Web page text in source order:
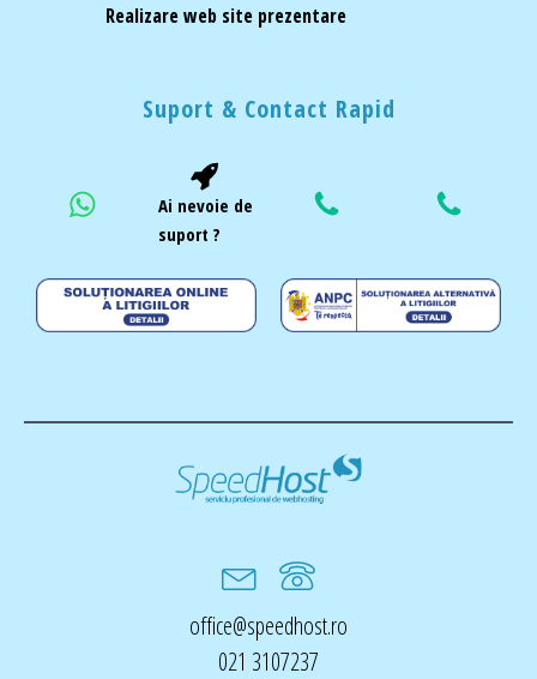
Realizare web site prezentare
Suport & Contact Rapid
Ai nevoie de
suport ?
office@speedhost.ro
021 3107237